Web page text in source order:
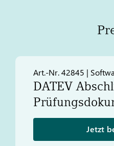
Art.-Nr. 42845 |
DATEV
Jetzt